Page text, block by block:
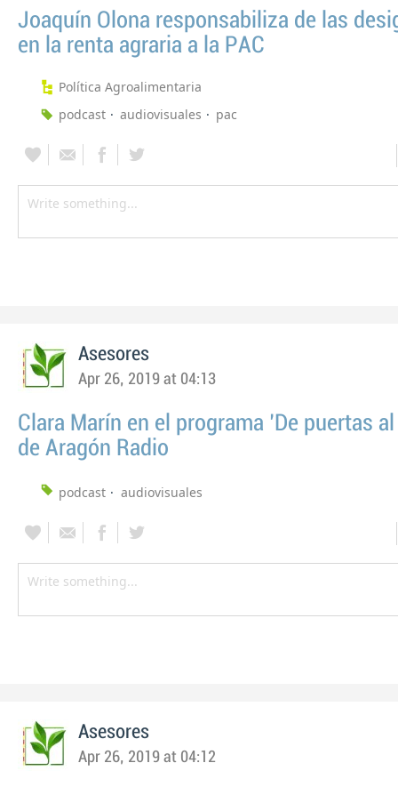
Joaquín Olona responsabiliza de las
en la renta agraria a la PAC
Política Agroalimentaria
podcast
audiovisuales pac
Asesores
Apr 26, 2019 at 04:13
Clara Marín en el programa 'De puertas
de Aragón Radio
podcast audiovisuales
Asesores
Apr 26, 2019 at 04:12